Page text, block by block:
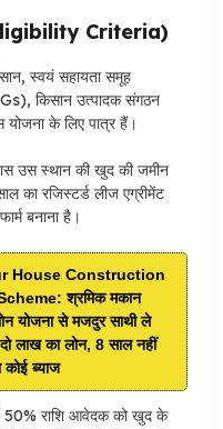
Criteria)
स्वयं सहायता समूह
किसान उत्पादक संगठन
के लिए पात्र हैं।
उस स्थान की खुद की जमीन
का रजिस्टर्ड लीज एग्रीमेंट
बनाना है।
House Construction
श्रमिक मकान
योजना से मजदुर साथी ले
लाख का लोन, 8 साल नहीं
कोई ब्याज
50% राशि आवेदक को खुद के